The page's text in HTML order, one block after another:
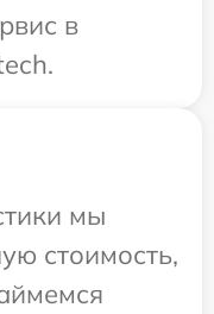
в
мы
стоимость,